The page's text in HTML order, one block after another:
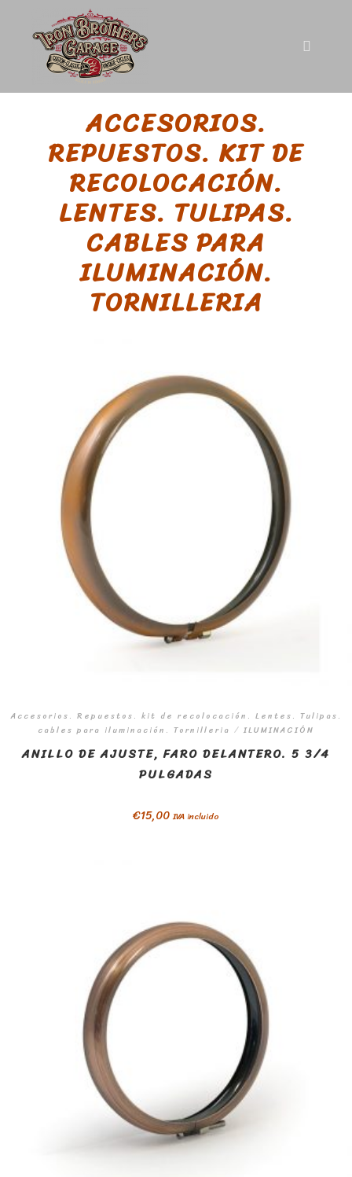
ACCESORIOS.
REPUESTOS. KIT DE
RECOLOCACIÓN.
LENTES. TULIPAS.
CABLES PARA
ILUMINACIÓN.
TORNILLERIA
Accesorios. Repuestos. kit de recolocación. Lentes. Tulipas.
cables para iluminación. Tornilleria / ILUMINACIÓN
ANILLO DE AJUSTE, FARO DELANTERO. 5 3/4
PULGADAS
€15,00 IVA incluido